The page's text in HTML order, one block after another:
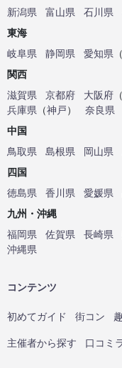
新潟県
富山県 石川県
東海
岐阜県
静岡県 愛知県 （
関西
滋賀県
京都府 大阪府 （
兵庫県 （神戸） 奈良県
中国
鳥取県
島根県 岡山県
四国
徳島県
香川県 愛媛県
九州・沖縄
福岡県
佐賀県 長崎県
沖縄県
コンテンツ
初めてガイド 街コン
主催者から探す 口コミ